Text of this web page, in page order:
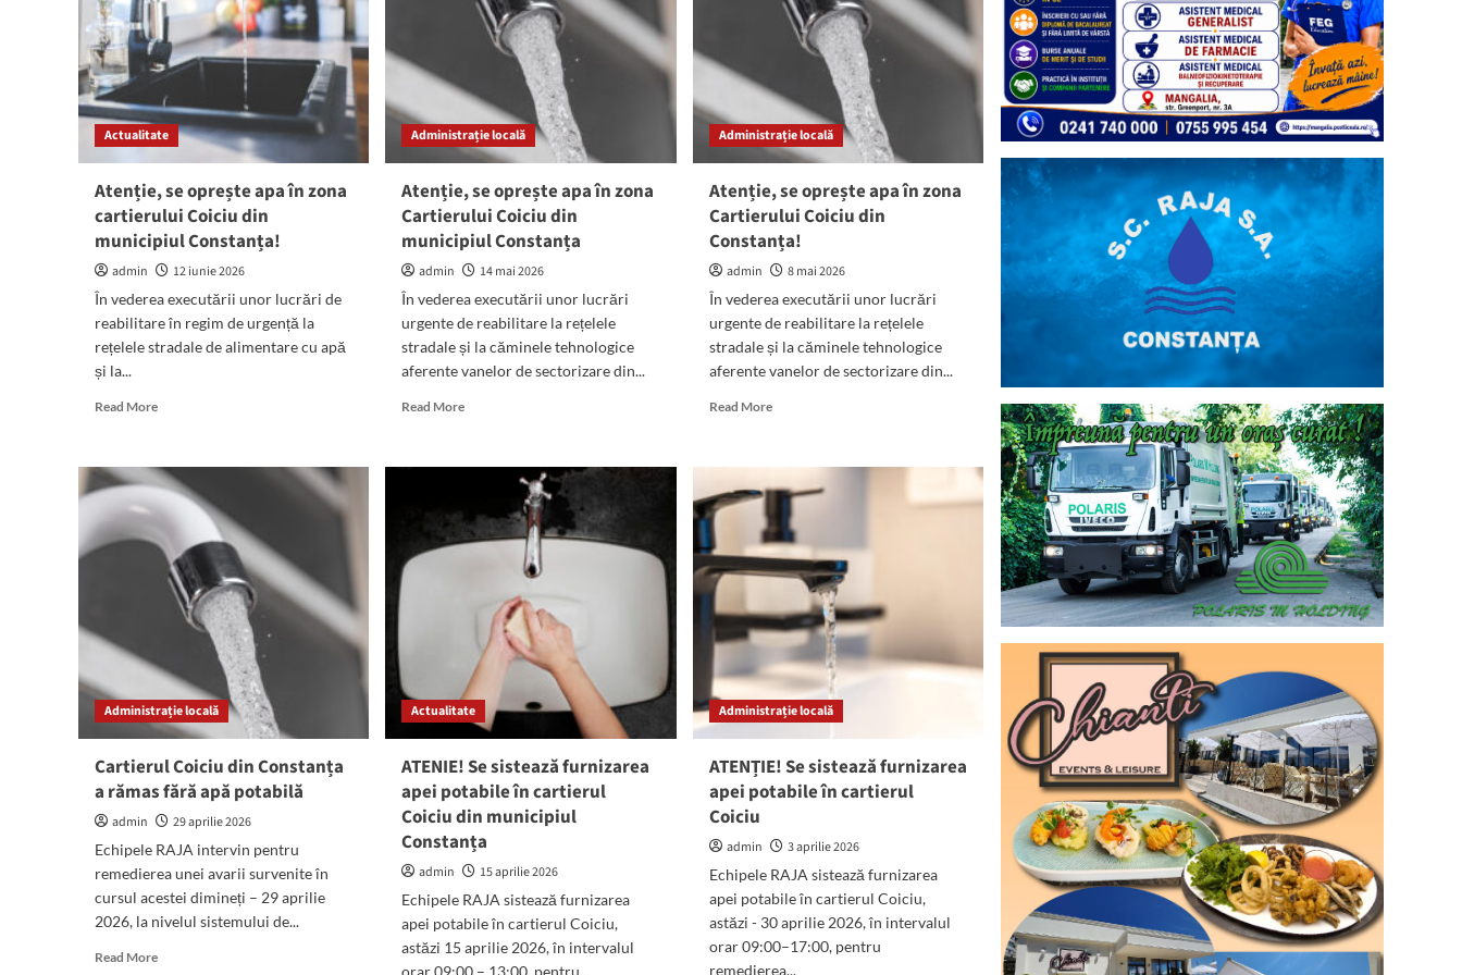
Actualitate
Atenție, se oprește apa în zona
cartierului Coiciu din
municipiul Constanța!
admin
12 iunie 2026
În vederea executării unor lucrări de
reabilitare în regim de urgență la
rețelele stradale de alimentare cu apă
și la...
Read MoreRead
Atenție,
se
oprește
în
zona
cartierului
Coiciu
municipiul
Constanța!
Administrație locală
Atenție, se oprește apa în zona
Cartierului Coiciu din
municipiul Constanța
admin
14 mai 2026
În vederea executării unor lucrări
urgente de reabilitare la rețelele
stradale și la căminele tehnologice
aferente vanelor de sectorizare din...
Read MoreRead
Atenție,
apa
în
Coiciu
municipiul
Constanța
Administrație locală
Atenție, se oprește apa în zona
Cartierului Coiciu din
Constanța!
admin
8 mai 2026
În vederea executării unor lucrări
urgente de reabilitare la rețelele
stradale și la căminele tehnologice
aferente vanelor de sectorizare din...
Read MoreRead
Atenție,
se
apa
în
zona
Cartierului
Coiciu
din
Constanța!
Administrație locală
Cartierul Coiciu din Constanța
a rămas fără apă potabilă
admin
29 aprilie 2026
Echipele RAJA intervin pentru
remedierea unei avarii survenite în
cursul acestei dimineți – 29 aprilie
2026, la nivelul sistemului de...
Read MoreRead
Actualitate
ATENIE! Se sistează furnizarea
apei potabile în cartierul
Coiciu din municipiul
Constanța
admin
15 aprilie 2026
Echipele RAJA sistează furnizarea
apei potabile în cartierul Coiciu,
astăzi 15 aprilie 2026, în intervalul
orar 09:00 – 13:00, pentru...
Administrație locală
ATENȚIE! Se sistează furnizarea
apei potabile în cartierul
Coiciu
admin
3 aprilie 2026
Echipele RAJA sistează furnizarea
apei potabile în cartierul Coiciu,
astăzi - 30 aprilie 2026, în intervalul
orar 09:00–17:00, pentru
remedierea...